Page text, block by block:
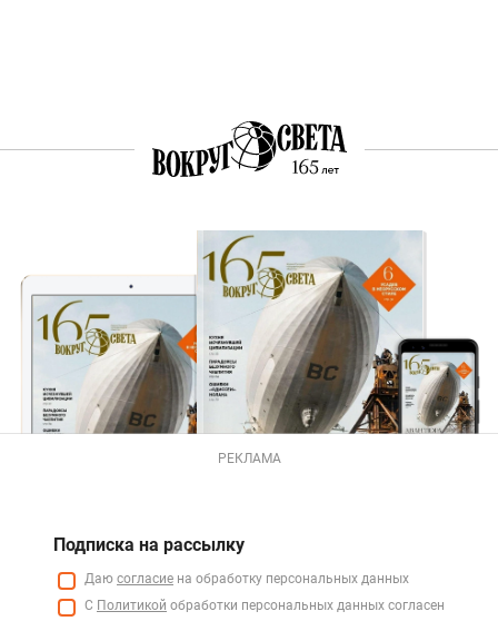
РЕКЛАМА
Подписка на рассылку
Даю согласие на обработку персональных данных
С Политикой обработки персональных данных согласен